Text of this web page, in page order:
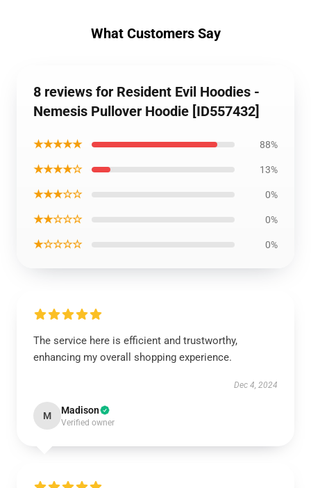
What Customers Say
8 reviews for Resident Evil Hoodies -
Nemesis Pullover Hoodie [ID557432]
★★★★★ 88%
★★★★☆ 13%
★★★☆☆ 0%
★★☆☆☆ 0%
★☆☆☆☆ 0%
The service here is efficient and trustworthy,
enhancing my overall shopping experience.
Dec 4, 2024
M Madison
Verified owner